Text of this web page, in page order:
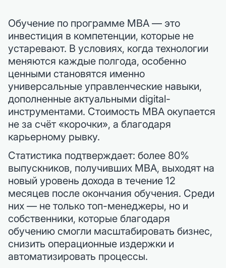
Обучение по программе MBA — это
инвестиция в компетенции, которые не
устаревают. В условиях, когда технологии
меняются каждые полгода, особенно
ценными становятся именно
универсальные управленческие навыки,
дополненные актуальными digital-
инструментами. Стоимость MBA окупается
не за счёт «корочки», а благодаря
карьерному рывку.
Статистика подтверждает: более 80%
выпускников, получивших MBA, выходят на
новый уровень дохода в течение 12
месяцев после окончания обучения. Среди
них — не только топ-менеджеры, но и
собственники, которые благодаря
обучению смогли масштабировать бизнес,
снизить операционные издержки и
автоматизировать процессы.